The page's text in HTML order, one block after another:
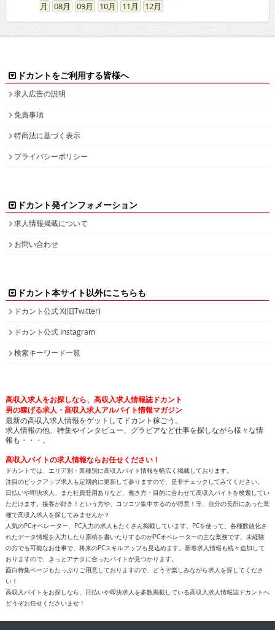
08
09 10 11 12
ドカントをご利用する皆様へ
求人広告の説明
免責事項
特商法に基づく表示
プライバシーポリシー
ドカント発インフォメーション
求人情報掲載について
お問い合わせ
ドカント本サイト以外にこちらも
ドカント公式 X(旧Twitter)
ドカント公式 Instagram
検索キーワード一覧
高収入求人をお探しなら、高収入求人情報誌ドカント
男の稼げる求人・高収入求人アルバイト情報マガジン
最新の高収入求人情報をゲットしてドカント稼ごう。
求人情報の他、特集やインタビュー、グラビアなど仕事を探しながら様々な情
報も・・・。
高収入バイトの求人情報ならお任せください！
ドカントでは、エリア別・業種別に高収入バイト情報を幅広く掲載しております。
注目のピックアップ求人も定期的に更新して参りますので、是非チェックしてみてください。
日払いや即決求人、また社員登用ありなど、働き方・目的に合わせて高収入バイトを検索してい
ただけます。接客が好き！という方や、コツコツ集中するのが得意！等、自分の長所にあった業
種で高収入求人を探してみませんか？
人気のPCオペレーター、PC入力の求人もたくさん掲載しています。PCを使って、各種数値化さ
れたデータ情報を入力したり原稿を書いたりするのがPCオペレーターの主な業務です。未経験
の方でも可能なお仕事で、将来のPCスキルアップも見込めます。新着求人情報も続々追加して
おりますので、きっとアナタに合ったバイトが見つかります。
面白特集ページもたっぷりご用意しておりますので、どうぞ楽しみながら求人を探してくださ
い！
高収入バイトをお探しなら、日払いや即決求人を多数掲載している高収入求人情報誌ドカントへ
どうぞお任せくださいませ！